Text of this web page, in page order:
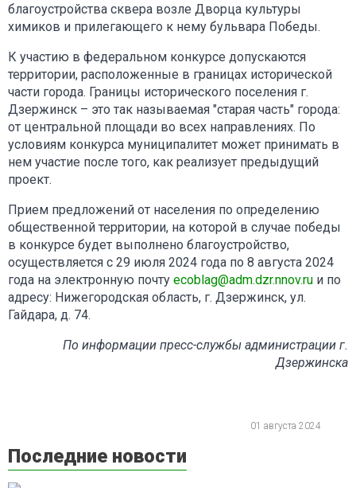
благоустройства сквера возле Дворца культуры
химиков и прилегающего к нему бульвара Победы.
К участию в федеральном конкурсе допускаются
территории, расположенные в границах исторической
части города. Границы исторического поселения г.
Дзержинск – это так называемая "старая часть" города:
от центральной площади во всех направлениях. По
условиям конкурса муниципалитет может принимать в
нем участие после того, как реализует предыдущий
проект.
Прием предложений от населения по определению
общественной территории, на которой в случае победы
в конкурсе будет выполнено благоустройство,
осуществляется с 29 июля 2024 года по 8 августа 2024
года на электронную почту ecoblag@adm.dzr.nnov.ru и по
адресу: Нижегородская область, г. Дзержинск, ул.
Гайдара, д. 74.
По информации пресс-службы администрации г.
Дзержинска
01 августа 2024
Последние новости